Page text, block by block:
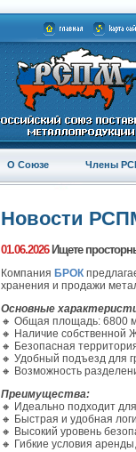
О Союзе Члены
Новости
01.06.2026Ищете
Компания БРОК
хранения и продажи
Основные
🔸 Общая площадь: 6800
🔸 Наличие собственной
🔸 Безопасная
🔸 Удобный подъезд для
🔸 Возможность
Преимущества:
🔸 Идеально подходит
🔸 Быстрая и удобная
🔸 Высокий уровень
🔸 Гибкие условия